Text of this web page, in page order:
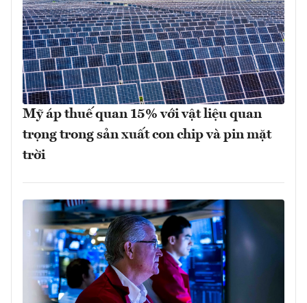
Mỹ áp thuế quan 15% với vật liệu quan
trọng trong sản xuất con chip và pin mặt
trời